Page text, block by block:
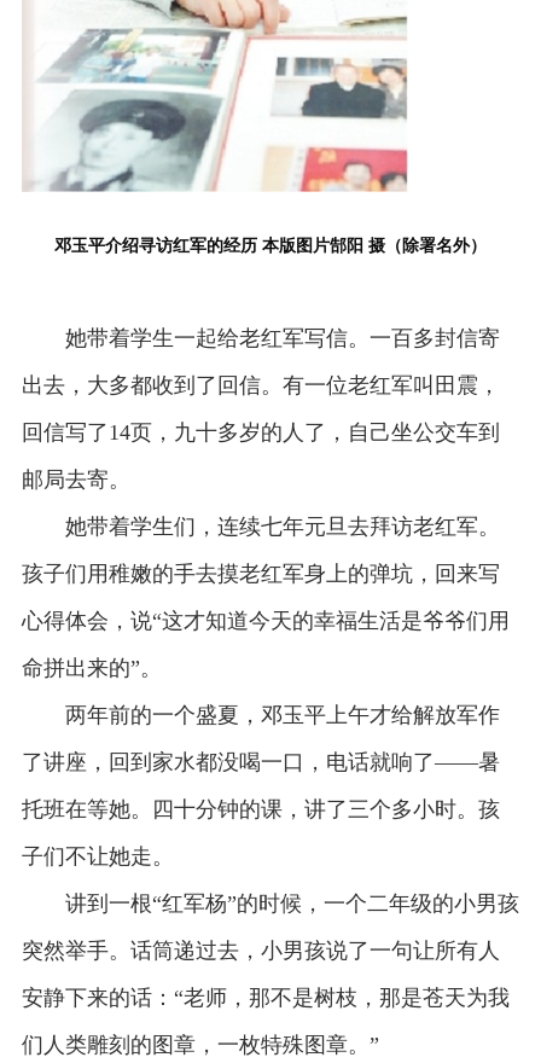
邓玉平介绍寻访红军的经历 本版图片郜阳 摄（除署名外）
她带着学生一起给老红军写信。一百多封信寄
出去，大多都收到了回信。有一位老红军叫田震，
回信写了14页，九十多岁的人了，自己坐公交车到
邮局去寄。
她带着学生们，连续七年元旦去拜访老红军。
孩子们用稚嫩的手去摸老红军身上的弹坑，回来写
心得体会，说“这才知道今天的幸福生活是爷爷们用
命拼出来的”。
两年前的一个盛夏，邓玉平上午才给解放军作
了讲座，回到家水都没喝一口，电话就响了——暑
托班在等她。四十分钟的课，讲了三个多小时。孩
子们不让她走。
讲到一根“红军杨”的时候，一个二年级的小男孩
突然举手。话筒递过去，小男孩说了一句让所有人
安静下来的话：“老师，那不是树枝，那是苍天为我
们人类雕刻的图章，一枚特殊图章。”